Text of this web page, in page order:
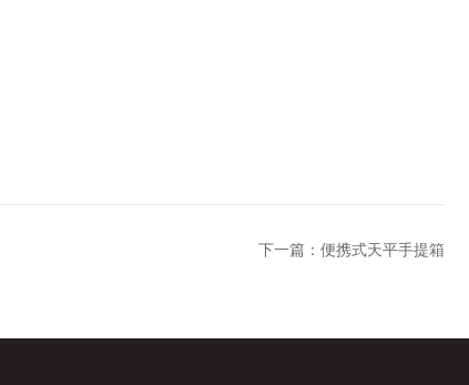
下一篇： 便携式天平手提箱